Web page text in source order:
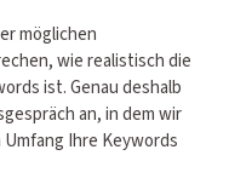
möglichen
wie realistisch die
ist. Genau deshalb
an, in dem wir
Ihre Keywords